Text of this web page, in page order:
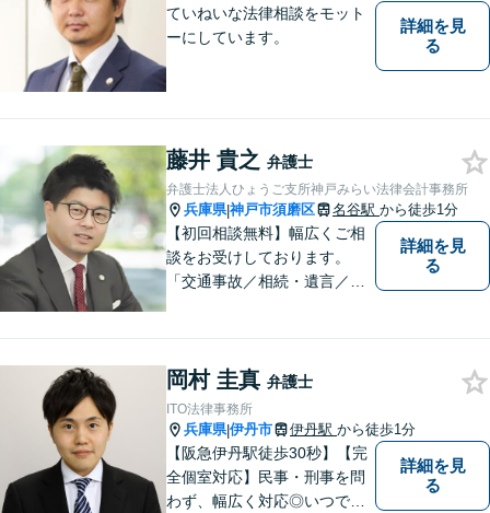
ていねいな法律相談をモット
ーにしています。
詳細を見
る
藤井 貴之 弁護士
弁護士法人ひょうご支所神戸みらい法律会計事務所
兵庫県|神戸市須磨区 名谷駅 から徒歩1分
【初回相談無料】幅広くご相
談をお受けしております。
「交通事故／相続・遺言／離
い。公認会計士試験合格者。
【夜間・休日相談可能（要予
約）】【弁護士歴10年以上】
詳細を見
る
岡村 圭真 弁護士
ITO法律事務所
兵庫県|伊丹市 伊丹駅 から徒歩1分
【阪急伊丹駅徒歩30秒】【完
全個室対応】民事・刑事を問
わず、幅広く対応◎いつでも
詳細を見
る